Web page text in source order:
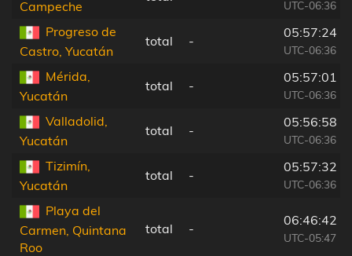
Campeche
UTC-06:36
Progreso de
Castro, Yucatán
total -
05:57:24
UTC-06:36
Mérida,
Yucatán
total -
05:57:01
UTC-06:36
Valladolid,
Yucatán
total -
05:56:58
UTC-06:36
Tizimín,
Yucatán
total -
05:57:32
UTC-06:36
Playa del
Carmen, Quintana
Roo
total -
06:46:42
UTC-05:47